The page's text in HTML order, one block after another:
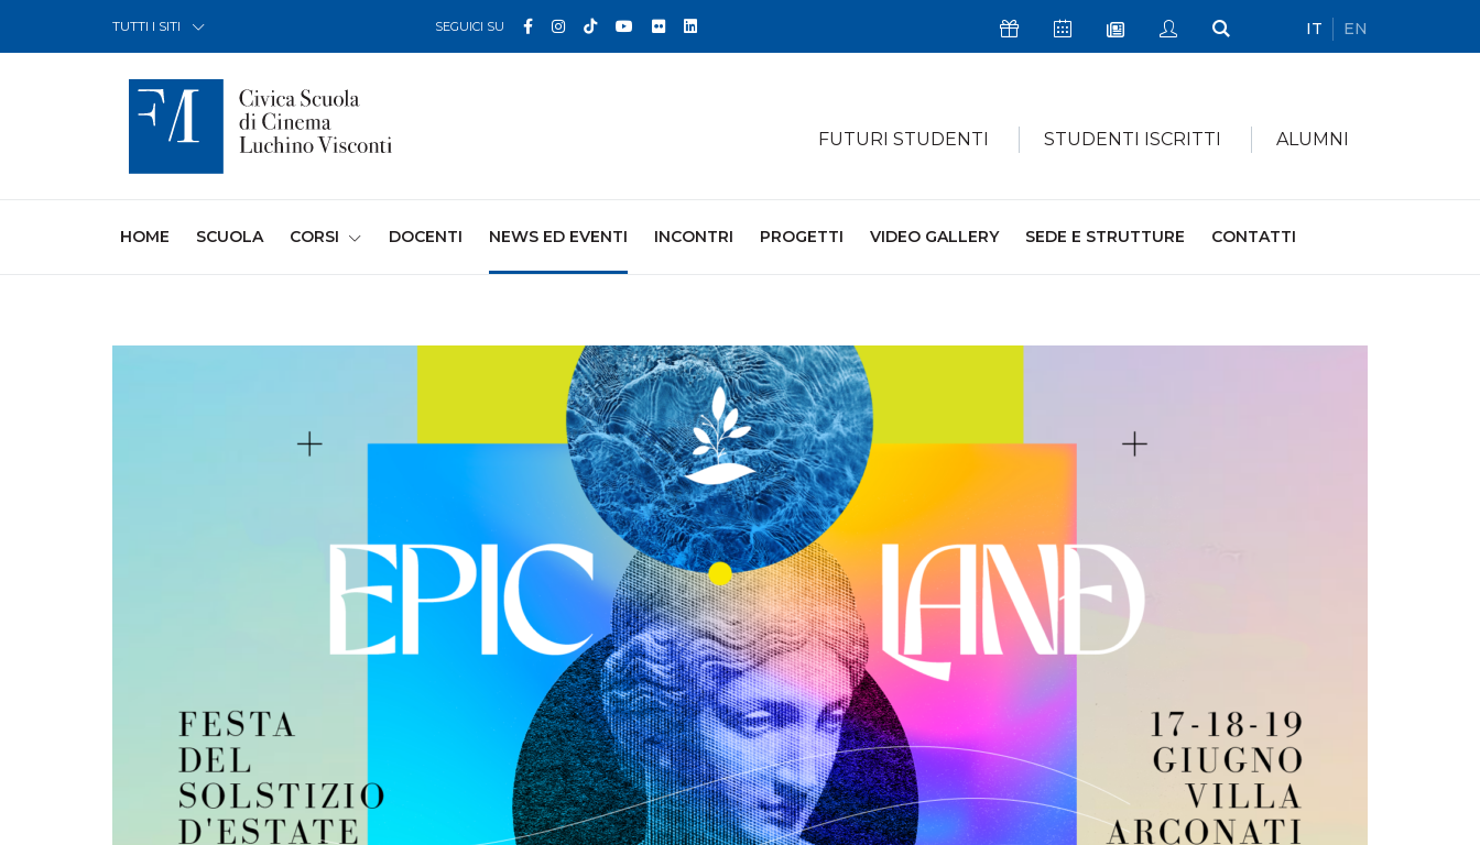
TUTTI I SITI SEGUICI SU Facebook
Instagram
TikTokYouTube
FlickrLinkedin Icona SostieniciIcona Calendario Eventi
Icona Newsletter
Icona My Civica
Icona Cerca
IT EN
FUTURI STUDENTI STUDENTI ISCRITTI ALUMNI
HOME (CURRENT)
SCUOLA CORSI DOCENTI NEWS ED EVENTI INCONTRI PROGETTI VIDEO GALLERY SEDE E STRUTTURE CONTATTI